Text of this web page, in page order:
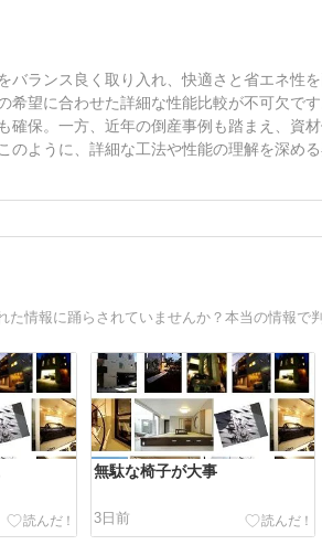
ランス良く取り入れ、快適さと省エネ性
希望に合わせた詳細な性能比較が不可欠で
保。一方、近年の倒産事例も踏まえ、資
のように、詳細な工法や性能の理解を深め
情報に踊らされていませんか？本当の情報で
無駄な椅子が大事
3日前